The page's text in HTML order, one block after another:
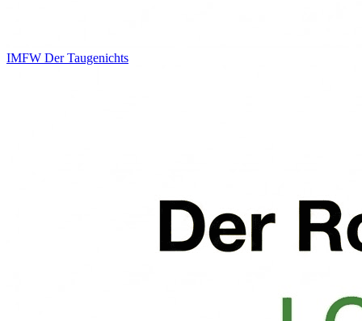
IMFW Der Taugenichts